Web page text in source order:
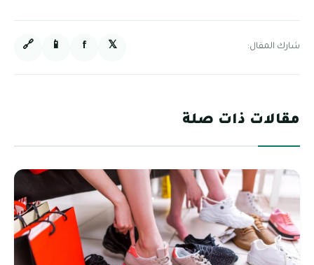
شارك المقال: 𝕏
f
📱
🔗
مقالات ذات صلة